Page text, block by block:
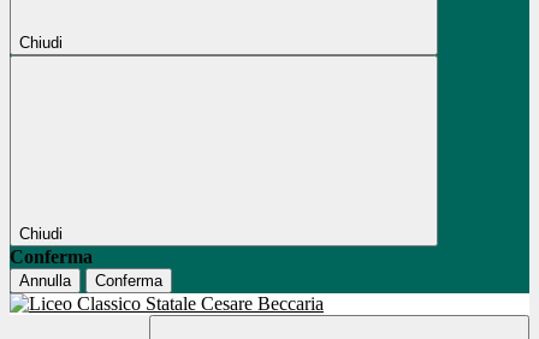
Chiudi
Chiudi
Conferma
Annulla Conferma